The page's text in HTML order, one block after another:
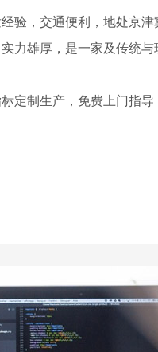
验，交通便利，地处京津
力雄厚，是一家及传统与
定制生产，免费上门指导